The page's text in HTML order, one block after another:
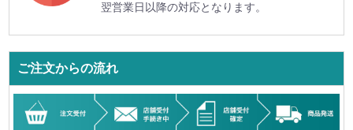
翌営業日以降の対応となります。
ご注文からの流れ